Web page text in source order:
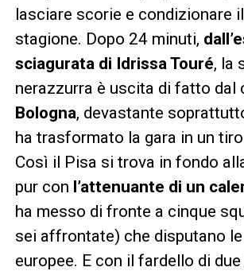
lasciare scorie e condizionare
stagione. Dopo 24 minuti,
sciagurata di Idrissa Touré, la
nerazzurra è uscita di fatto dal
Bologna, devastante
ha trasformato la gara in un
Così il Pisa si trova in fondo
pur con l’attenuante di un
ha messo di fronte a cinque
sei affrontate) che disputano
europee. E con il fardello di